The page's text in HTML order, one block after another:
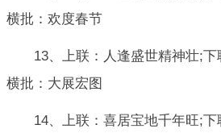
横批：欢度春节
13、上联：人逢盛世精神壮;下
横批：大展宏图
14、上联：喜居宝地千年旺;下